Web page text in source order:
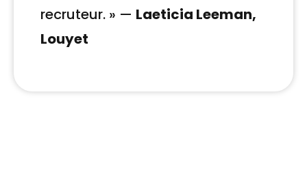
recruteur. » — Laeticia Leeman,
Louyet